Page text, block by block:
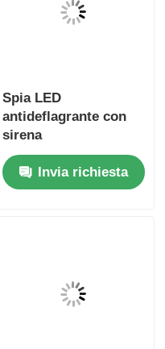
Spia LED
antideflagrante con
sirena
Invia richiesta